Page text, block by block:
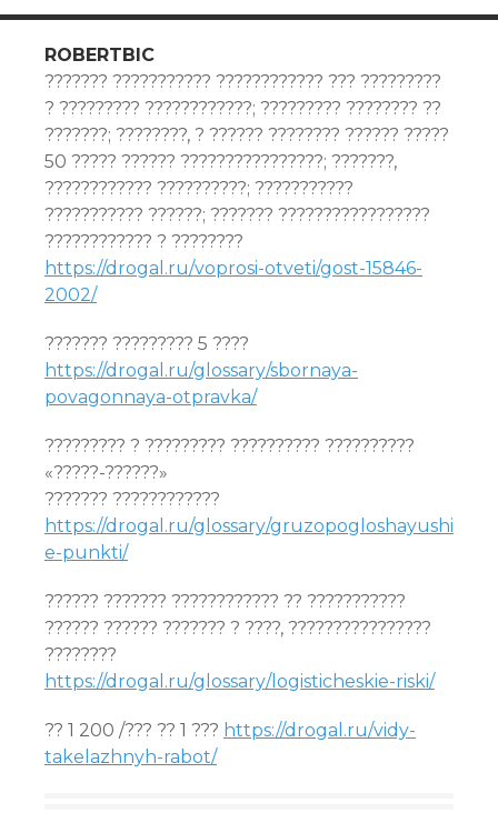
ROBERTBIC
??????? ??????????? ???????????? ??? ?????????
? ????????? ????????????; ????????? ???????? ??
???????; ????????, ? ?????? ???????? ?????? ?????
50 ????? ?????? ????????????????; ???????,
???????????? ??????????; ???????????
??????????? ??????; ??????? ?????????????????
???????????? ? ????????
https://drogal.ru/voprosi-otveti/gost-15846-
2002/
??????? ????????? 5 ????
https://drogal.ru/glossary/sbornaya-
povagonnaya-otpravka/
????????? ? ????????? ?????????? ??????????
«?????-??????»
??????? ????????????
https://drogal.ru/glossary/gruzopogloshayushi
e-punkti/
?????? ??????? ???????????? ?? ???????????
?????? ?????? ??????? ? ????, ????????????????
????????
https://drogal.ru/glossary/logisticheskie-riski/
?? 1 200 /??? ?? 1 ??? https://drogal.ru/vidy-
takelazhnyh-rabot/